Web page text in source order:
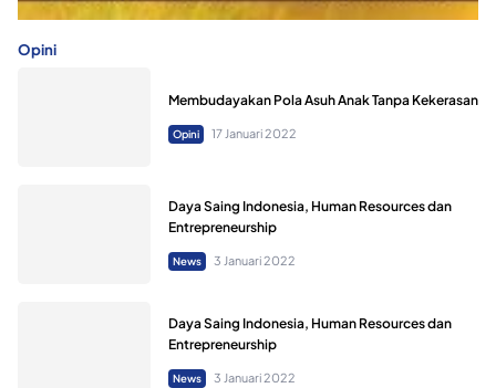
Opini
Membudayakan Pola Asuh Anak Tanpa Kekerasan
Opini 17 Januari 2022
Daya Saing Indonesia, Human Resources dan
Entrepreneurship
News 3 Januari 2022
Daya Saing Indonesia, Human Resources dan
Entrepreneurship
News 3 Januari 2022